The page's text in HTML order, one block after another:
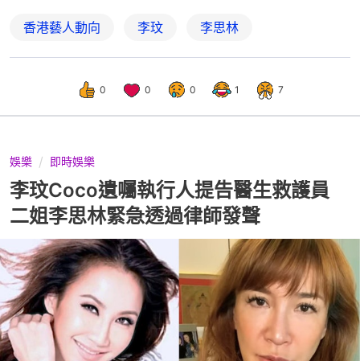
香港藝人動向 李玟 李思林
0 0 0 1 7
娛樂 即時娛樂
李玟Coco遺囑執行人提告醫生救護員
二姐李思林緊急透過律師發聲